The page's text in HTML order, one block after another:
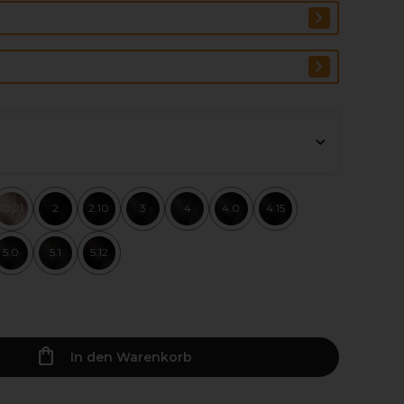
10.21 2 2.10 3 4 4.0 4.15
5.0 5.1 5.12
In den Warenkorb